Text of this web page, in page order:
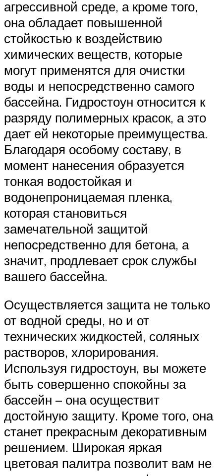
агрессивной среде, а кроме того,
она обладает повышенной
стойкостью к воздействию
химических веществ, которые
могут применятся для очистки
воды и непосредственно самого
бассейна. Гидростоун относится к
разряду полимерных красок, а это
дает ей некоторые преимущества.
Благодаря особому составу, в
момент нанесения образуется
тонкая водостойкая и
водонепроницаемая пленка,
которая становиться
замечательной защитой
непосредственно для бетона, а
значит, продлевает срок службы
вашего бассейна.
Осуществляется защита не только
от водной среды, но и от
технических жидкостей, соляных
растворов, хлорирования.
Используя гидростоун, вы можете
быть совершенно спокойны за
бассейн – она осуществит
достойную защиту. Кроме того, она
станет прекрасным декоративным
решением. Широкая яркая
цветовая палитра позволит вам не